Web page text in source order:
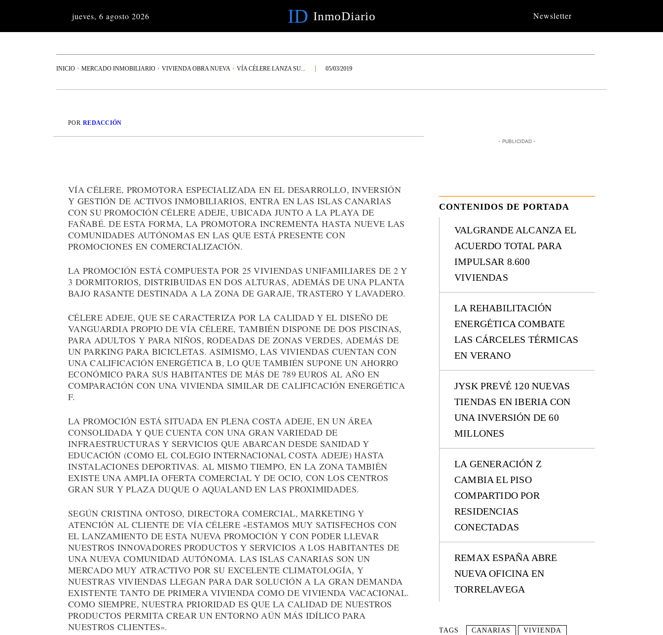
jueves, 6 agosto 2026 ID InmoDiario Newsletter
INICIO MERCADO INMOBILIARIO VIVIENDA OBRA NUEVA VÍA CÉLERE LANZA SU... 05/03/2019
POR REDACCIÓN
VÍA CÉLERE, PROMOTORA ESPECIALIZADA EN EL DESARROLLO, INVERSIÓN
Y GESTIÓN DE ACTIVOS INMOBILIARIOS, ENTRA EN LAS ISLAS CANARIAS
CON SU PROMOCIÓN CÉLERE ADEJE, UBICADA JUNTO A LA PLAYA DE
FAÑABÉ. DE ESTA FORMA, LA PROMOTORA INCREMENTA HASTA NUEVE LAS
COMUNIDADES AUTÓNOMAS EN LAS QUE ESTÁ PRESENTE CON
PROMOCIONES EN COMERCIALIZACIÓN.
LA PROMOCIÓN ESTÁ COMPUESTA POR 25 VIVIENDAS UNIFAMILIARES DE 2 Y
3 DORMITORIOS, DISTRIBUIDAS EN DOS ALTURAS, ADEMÁS DE UNA PLANTA
BAJO RASANTE DESTINADA A LA ZONA DE GARAJE, TRASTERO Y LAVADERO.
CÉLERE ADEJE, QUE SE CARACTERIZA POR LA CALIDAD Y EL DISEÑO DE
VANGUARDIA PROPIO DE VÍA CÉLERE, TAMBIÉN DISPONE DE DOS PISCINAS,
PARA ADULTOS Y PARA NIÑOS, RODEADAS DE ZONAS VERDES, ADEMÁS DE
UN PARKING PARA BICICLETAS. ASIMISMO, LAS VIVIENDAS CUENTAN CON
UNA CALIFICACIÓN ENERGÉTICA B, LO QUE TAMBIÉN SUPONE UN AHORRO
ECONÓMICO PARA SUS HABITANTES DE MÁS DE 789 EUROS AL AÑO EN
COMPARACIÓN CON UNA VIVIENDA SIMILAR DE CALIFICACIÓN ENERGÉTICA
F.
LA PROMOCIÓN ESTÁ SITUADA EN PLENA COSTA ADEJE, EN UN ÁREA
CONSOLIDADA Y QUE CUENTA CON UNA GRAN VARIEDAD DE
INFRAESTRUCTURAS Y SERVICIOS QUE ABARCAN DESDE SANIDAD Y
EDUCACIÓN (COMO EL COLEGIO INTERNACIONAL COSTA ADEJE) HASTA
INSTALACIONES DEPORTIVAS. AL MISMO TIEMPO, EN LA ZONA TAMBIÉN
EXISTE UNA AMPLIA OFERTA COMERCIAL Y DE OCIO, CON LOS CENTROS
GRAN SUR Y PLAZA DUQUE O AQUALAND EN LAS PROXIMIDADES.
SEGÚN CRISTINA ONTOSO, DIRECTORA COMERCIAL, MARKETING Y
ATENCIÓN AL CLIENTE DE VÍA CÉLERE «ESTAMOS MUY SATISFECHOS CON
EL LANZAMIENTO DE ESTA NUEVA PROMOCIÓN Y CON PODER LLEVAR
NUESTROS INNOVADORES PRODUCTOS Y SERVICIOS A LOS HABITANTES DE
UNA NUEVA COMUNIDAD AUTÓNOMA. LAS ISLAS CANARIAS SON UN
MERCADO MUY ATRACTIVO POR SU EXCELENTE CLIMATOLOGÍA, Y
NUESTRAS VIVIENDAS LLEGAN PARA DAR SOLUCIÓN A LA GRAN DEMANDA
EXISTENTE TANTO DE PRIMERA VIVIENDA COMO DE VIVIENDA VACACIONAL.
COMO SIEMPRE, NUESTRA PRIORIDAD ES QUE LA CALIDAD DE NUESTROS
PRODUCTOS PERMITA CREAR UN ENTORNO AÚN MÁS IDÍLICO PARA
NUESTROS CLIENTES».
- PUBLICIDAD -
CONTENIDOS DE PORTADA
VALGRANDE ALCANZA EL
ACUERDO TOTAL PARA
IMPULSAR 8.600
VIVIENDAS
LA REHABILITACIÓN
ENERGÉTICA COMBATE
LAS CÁRCELES TÉRMICAS
EN VERANO
JYSK PREVÉ 120 NUEVAS
TIENDAS EN IBERIA CON
UNA INVERSIÓN DE 60
MILLONES
LA GENERACIÓN Z
CAMBIA EL PISO
COMPARTIDO POR
RESIDENCIAS
CONECTADAS
REMAX ESPAÑA ABRE
NUEVA OFICINA EN
TORRELAVEGA
TAGS CANARIAS VIVIENDA